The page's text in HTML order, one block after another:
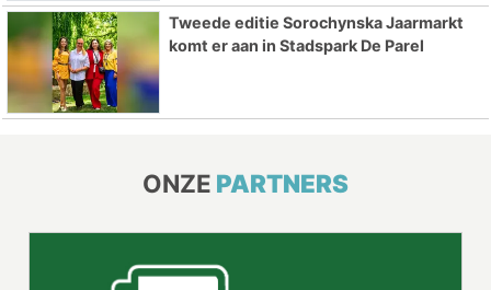
Tweede editie Sorochynska Jaarmarkt
komt er aan in Stadspark De Parel
ONZE PARTNERS